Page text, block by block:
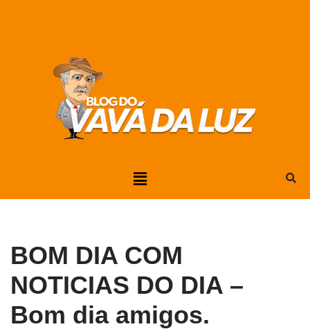
BOM DIA COM
NOTICIAS DO DIA –
Bom dia amigos.